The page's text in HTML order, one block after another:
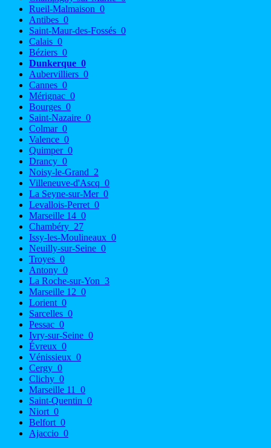
Rueil-Malmaison 0
Antibes 0
Saint-Maur-des-Fossés 0
Calais 0
Béziers 0
Dunkerque 0
Aubervilliers 0
Cannes 0
Mérignac 0
Bourges 0
Saint-Nazaire 0
Colmar 0
Valence 0
Quimper 0
Drancy 0
Noisy-le-Grand 2
Villeneuve-d'Ascq 0
La Seyne-sur-Mer 0
Levallois-Perret 0
Marseille 14 0
Chambéry 27
Issy-les-Moulineaux 0
Neuilly-sur-Seine 0
Troyes 0
Antony 0
La Roche-sur-Yon 3
Marseille 12 0
Lorient 0
Sarcelles 0
Pessac 0
Ivry-sur-Seine 0
Évreux 0
Vénissieux 0
Cergy 0
Clichy 0
Marseille 11
0
Saint-Quentin 0
Niort 0
Belfort 0
Ajaccio 0